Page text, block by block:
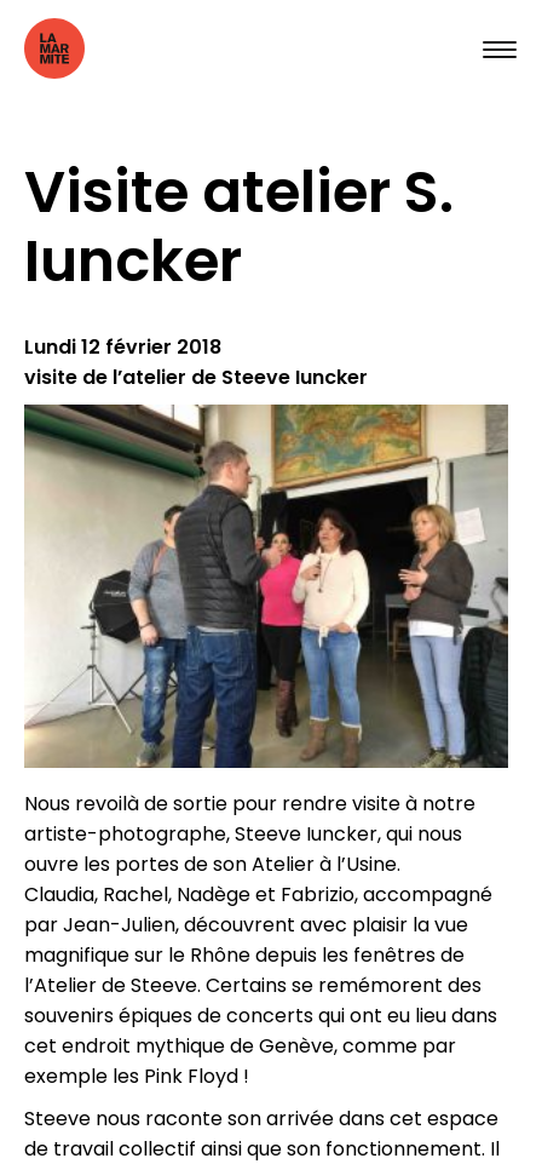
Visite atelier S.
Iuncker
Lundi 12 février 2018
visite de l’atelier de Steeve Iuncker
Nous revoilà de sortie pour rendre visite à notre
artiste-photographe, Steeve Iuncker, qui nous
ouvre les portes de son Atelier à l’Usine.
Claudia, Rachel, Nadège et Fabrizio, accompagné
par Jean-Julien, découvrent avec plaisir la vue
magnifique sur le Rhône depuis les fenêtres de
l’Atelier de Steeve. Certains se remémorent des
souvenirs épiques de concerts qui ont eu lieu dans
cet endroit mythique de Genève, comme par
exemple les Pink Floyd !
Steeve nous raconte son arrivée dans cet espace
de travail collectif ainsi que son fonctionnement. Il